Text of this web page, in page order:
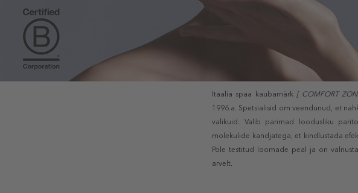
Itaalia spaa kaubamärk [ COMFORT
1996.a. Spetsialisid om veendunud, et
valikuid. Valib parimad loodusliku
molekulide kandjatega, et kindlustada
Pole testitud loomade peal ja on
arvelt.